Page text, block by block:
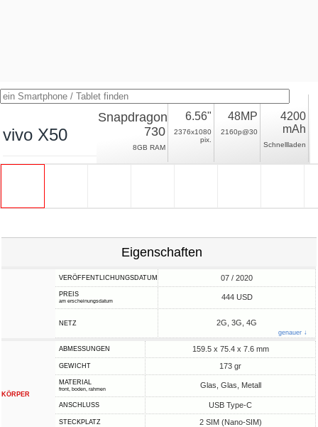
vivo X50
Snapdragon
730
8GB RAM
6.56"
2376x1080
pix.
48MP
2160p@30
4200
mAh
Schnellladen
Eigenschaften
VERÖFFENTLICHUNGSDATUM 07 / 2020
PREIS
am erscheinungsdatum 444 USD
NETZ 2G, 3G, 4G
genauer ↓
KÖRPER
ABMESSUNGEN 159.5 x 75.4 x 7.6 mm
GEWICHT 173 gr
MATERIAL
front, boden, rahmen Glas, Glas, Metall
ANSCHLUSS USB Type-C
STECKPLATZ 2 SIM (Nano-SIM)